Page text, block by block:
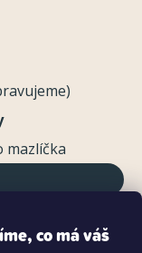
co má váš
mazlíčka